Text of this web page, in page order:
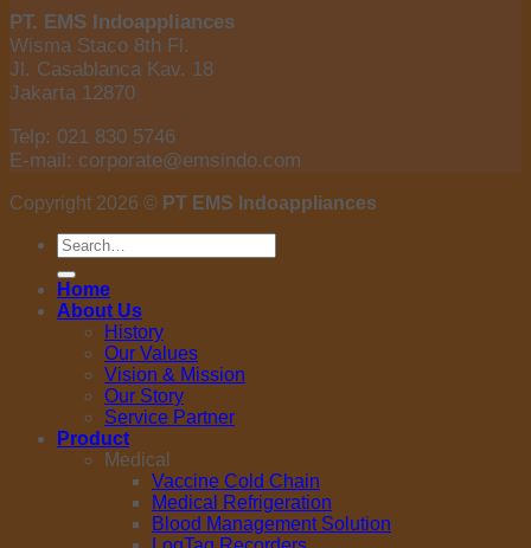
PT. EMS Indoappliances
Wisma Staco 8th Fl.
Jl. Casablanca Kav. 18
Jakarta 12870
Telp: 021 830 5746
E-mail: corporate@emsindo.com
Copyright 2026 © PT EMS Indoappliances
Search
for:
Home
About Us
History
Our Values
Vision & Mission
Our Story
Service Partner
Product
Medical
Vaccine Cold Chain
Medical Refrigeration
Blood Management Solution